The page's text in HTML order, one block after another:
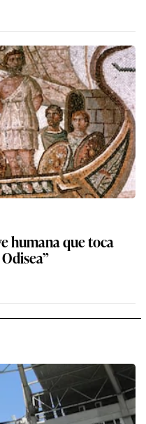
humana que toca